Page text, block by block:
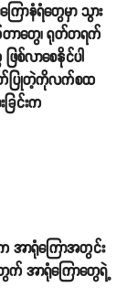
ာနံရံတွေမှာ သွား
ာတွေ၊ ရုတ်တရက်
ြစ်လာစေနိုင်ပါ
တ်ပြုတဲ့ကိုလက်စထ
ခြင်းက
က အာရုံကြောအတွင်း
က် အာရုံကြောတွေရဲ့